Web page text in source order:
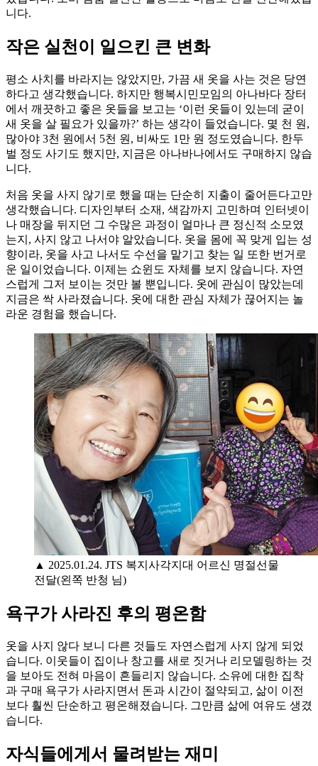
니다.
작은 실천이 일으킨 큰 변화
평소 사치를 바라지는 않았지만, 가끔 새 옷을 사는 것은 당연
하다고 생각했습니다. 하지만 행복시민모임의 아나바다 장터
에서 깨끗하고 좋은 옷들을 보고는 ‘이런 옷들이 있는데 굳이
새 옷을 살 필요가 있을까?’ 하는 생각이 들었습니다. 몇 천 원,
많아야 3천 원에서 5천 원, 비싸도 1만 원 정도였습니다. 한두
벌 정도 사기도 했지만, 지금은 아나바나에서도 구매하지 않습
니다.
처음 옷을 사지 않기로 했을 때는 단순히 지출이 줄어든다고만
생각했습니다. 디자인부터 소재, 색감까지 고민하며 인터넷이
나 매장을 뒤지던 그 수많은 과정이 얼마나 큰 정신적 소모였
는지, 사지 않고 나서야 알았습니다. 옷을 몸에 꼭 맞게 입는 성
향이라, 옷을 사고 나서도 수선을 맡기고 찾는 일 또한 번거로
운 일이었습니다. 이제는 쇼윈도 자체를 보지 않습니다. 자연
스럽게 그저 보이는 것만 볼 뿐입니다. 옷에 관심이 많았는데
지금은 싹 사라졌습니다. 옷에 대한 관심 자체가 끊어지는 놀
라운 경험을 했습니다.
▲ 2025.01.24. JTS 복지사각지대 어르신 명절선물
전달(왼쪽 반청 님)
욕구가 사라진 후의 평온함
옷을 사지 않다 보니 다른 것들도 자연스럽게 사지 않게 되었
습니다. 이웃들이 집이나 창고를 새로 짓거나 리모델링하는 것
을 보아도 전혀 마음이 흔들리지 않습니다. 소유에 대한 집착
과 구매 욕구가 사라지면서 돈과 시간이 절약되고, 삶이 이전
보다 훨씬 단순하고 평온해졌습니다. 그만큼 삶에 여유도 생겼
습니다.
자식들에게서 물려받는 재미